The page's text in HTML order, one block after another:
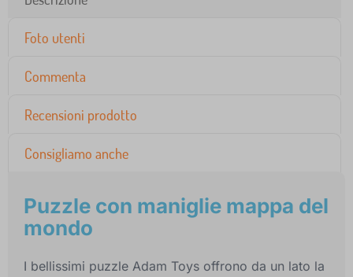
Foto utenti
Commenta
Recensioni prodotto
Consigliamo anche
Puzzle con maniglie mappa del
mondo
I bellissimi puzzle Adam Toys offrono da un lato la